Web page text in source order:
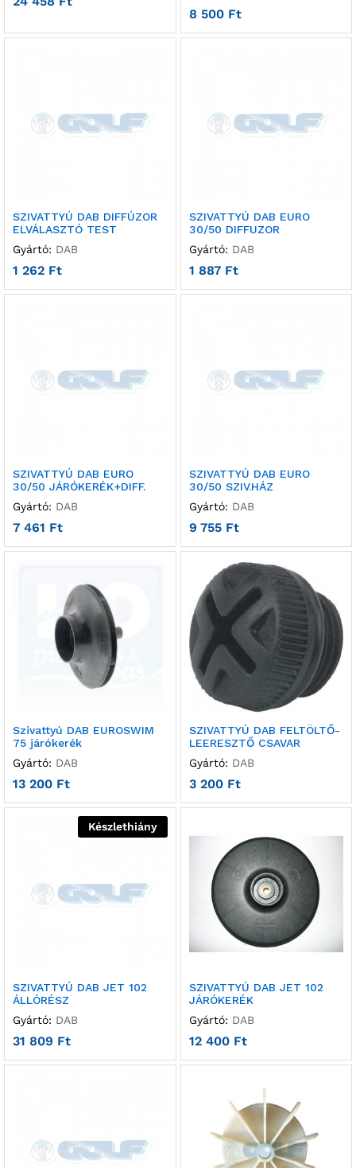
8 500 Ft
SZIVATTYÚ DAB DIFFÚZOR
ELVÁLASZTÓ TEST
Gyártó: DAB
1 262 Ft
SZIVATTYÚ DAB EURO
30/50 DIFFUZOR
Gyártó: DAB
1 887 Ft
SZIVATTYÚ DAB EURO
30/50 JÁRÓKERÉK+DIFF.
Gyártó: DAB
7 461 Ft
SZIVATTYÚ DAB EURO
30/50 SZIV.HÁZ
Gyártó: DAB
9 755 Ft
Szivattyú DAB EUROSWIM
75 járókerék
Gyártó: DAB
13 200 Ft
SZIVATTYÚ DAB FELTÖLTŐ-
LEERESZTŐ CSAVAR
Gyártó: DAB
3 200 Ft
Készlethiány
SZIVATTYÚ DAB JET 102
ÁLLÓRÉSZ
Gyártó: DAB
31 809 Ft
SZIVATTYÚ DAB JET 102
JÁRÓKERÉK
Gyártó: DAB
12 400 Ft